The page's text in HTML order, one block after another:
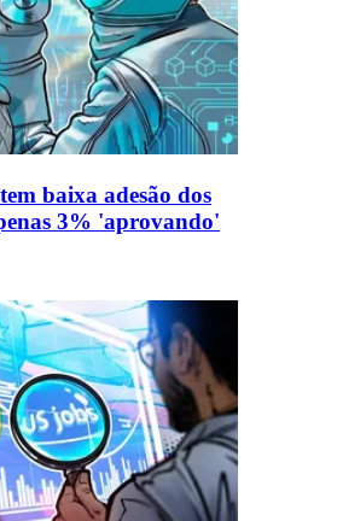
baixa adesão dos
3% 'aprovando'